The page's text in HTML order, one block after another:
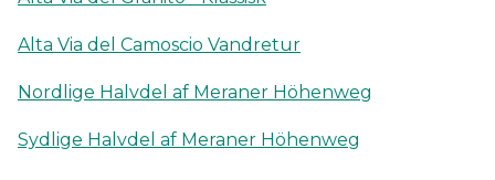
Alta Via del Camoscio Vandretur
Nordlige Halvdel af Meraner Höhenweg
Sydlige Halvdel af Meraner Höhenweg